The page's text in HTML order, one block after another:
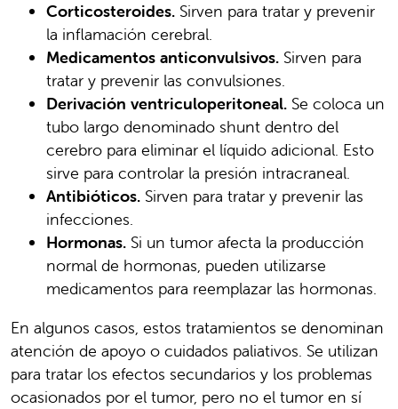
Corticosteroides. Sirven para tratar y prevenir
la inflamación cerebral.
Medicamentos anticonvulsivos. Sirven para
tratar y prevenir las convulsiones.
Derivación ventriculoperitoneal. Se coloca un
tubo largo denominado shunt dentro del
cerebro para eliminar el líquido adicional. Esto
sirve para controlar la presión intracraneal.
Antibióticos. Sirven para tratar y prevenir las
infecciones.
Hormonas. Si un tumor afecta la producción
normal de hormonas, pueden utilizarse
medicamentos para reemplazar las hormonas.
En algunos casos, estos tratamientos se denominan
atención de apoyo o cuidados paliativos. Se utilizan
para tratar los efectos secundarios y los problemas
ocasionados por el tumor, pero no el tumor en sí